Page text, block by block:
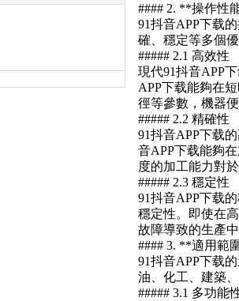
#### 2. **操作性
91抖音APP下载
確、穩定等多個優
##### 2.1 高效性
現代91抖音APP
APP下载能夠在
徑等參數，機器
##### 2.2 精確性
91抖音APP下载
音APP下载能夠
度的加工能力對
##### 2.3 穩定性
91抖音APP下载
穩定性。即使在
故障導致的生產中
#### 3. **適用範
91抖音APP下载
油、化工、建築
##### 3.1 多功能